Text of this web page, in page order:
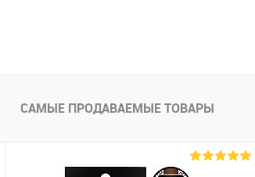
САМЫЕ ПРОДАВАЕМЫЕ ТОВАРЫ